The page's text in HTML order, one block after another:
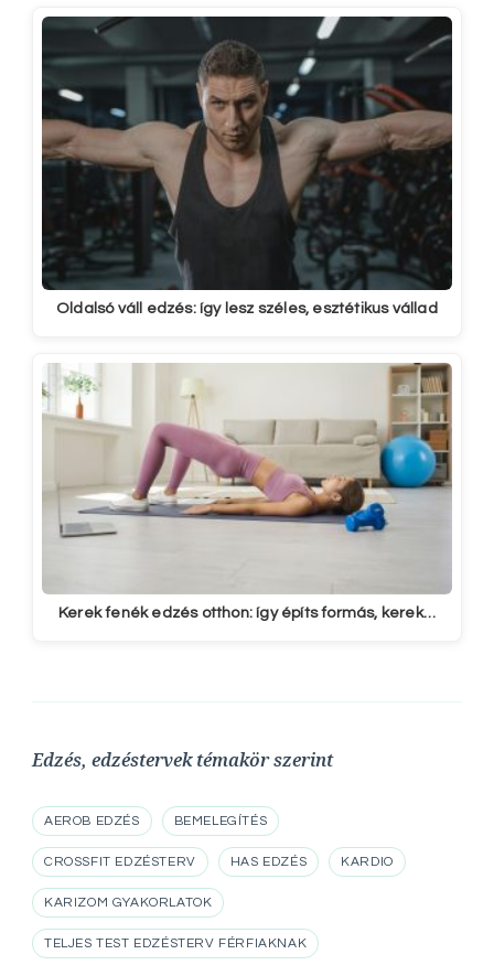
Oldalsó váll edzés: így lesz széles, esztétikus vállad
Kerek fenék edzés otthon: így építs formás, kerek…
Edzés, edzéstervek témakör szerint
AEROB EDZÉS BEMELEGÍTÉS
CROSSFIT EDZÉSTERV HAS EDZÉS KARDIO
KARIZOM GYAKORLATOK
TELJES TEST EDZÉSTERV FÉRFIAKNAK